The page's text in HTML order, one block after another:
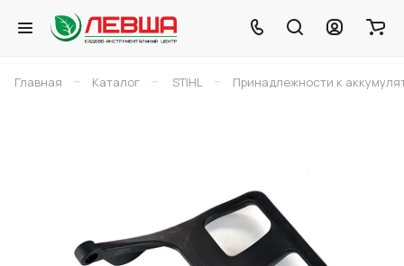
Главная – Каталог – STIHL – Принадлежности к